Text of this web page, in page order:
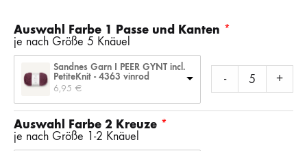
Auswahl Farbe 1 Passe und Kanten
je nach Größe 5 Knäuel
Sandnes Garn I PEER GYNT incl.
PetiteKnit - 4363 vinrod
6,95 €
- +
Auswahl Farbe 2 Kreuze
je nach Größe 1-2 Knäuel